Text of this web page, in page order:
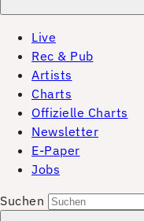
Live
Rec & Pub
Artists
Charts
Offizielle Charts
Newsletter
E-Paper
Jobs
Suchen